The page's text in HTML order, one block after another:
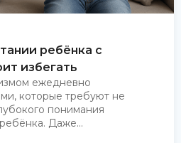
ребёнка с
избегать
ежедневно
которые требуют не
понимания
Даже...